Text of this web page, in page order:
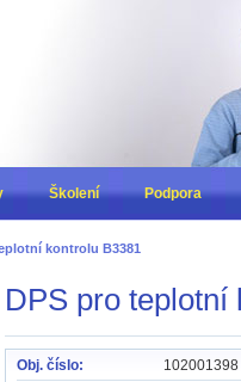
kontrolu B3381
DPS pro teplotní
Obj. číslo:
102001398
Školení Podpora